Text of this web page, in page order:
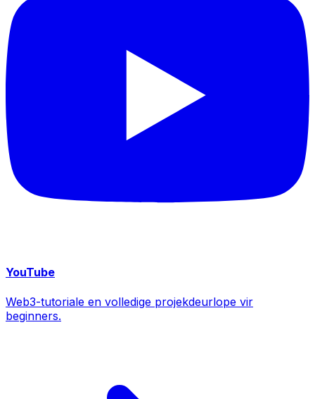
YouTube
Web3-tutoriale en volledige projekdeurlope vir
beginners.